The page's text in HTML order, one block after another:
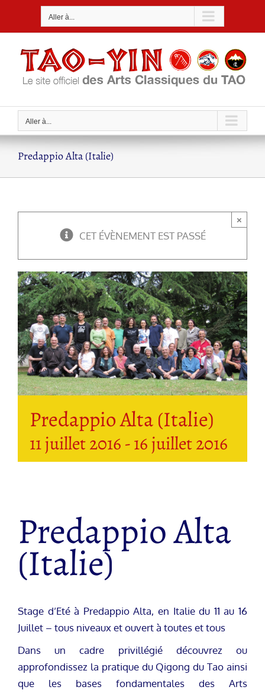
Aller à...
Aller à...
Predappio Alta (Italie)
CET ÉVÈNEMENT EST PASSÉ
×
Predappio Alta (Italie)
11 juillet 2016 -16 juillet 2016
Predappio Alta
(Italie)
Stage d’Eté à Predappio Alta, en Italie du 11 au 16
Juillet – tous niveaux et ouvert à toutes et tous
Dans un cadre privillégié découvrez ou
approfondissez la pratique du Qigong du Tao ainsi
que les bases fondamentales des Arts